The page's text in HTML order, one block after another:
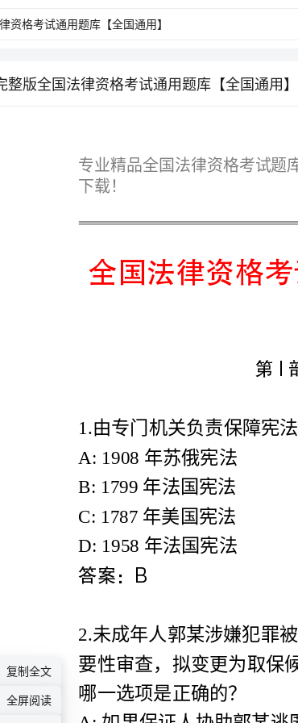
整版全国法律资格考试通用题库【全国通用】
D:可要求郭某的父亲和母亲同时担任保证人
C:1787年美国宪法
D:1958年法国宪法
哪一选项是正确的？
复制全文
全屏阅读